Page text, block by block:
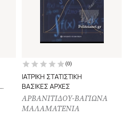
(0)
ΙΑΤΡΙΚΗ ΣΤΑΤΙΣΤΙΚΗ
ΒΑΣΙΚΕΣ ΑΡΧΕΣ
ΑΡΒΑΝΙΤΙΔΟΥ-ΒΑΓΙΩΝΑ
ΜΑΛΑΜΑΤΕΝΙΑ